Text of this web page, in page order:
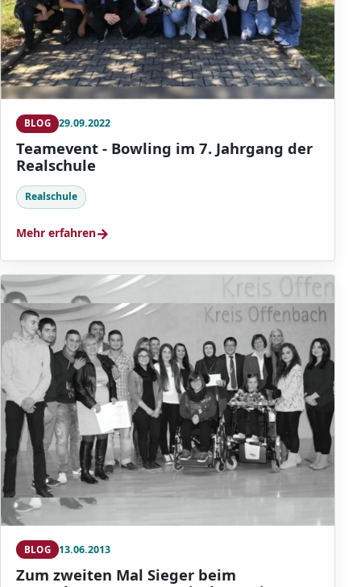
BLOG 29.09.2022
Teamevent - Bowling im 7. Jahrgang der
Realschule
Realschule
Mehr erfahren→
BLOG 13.06.2013
Zum zweiten Mal Sieger beim